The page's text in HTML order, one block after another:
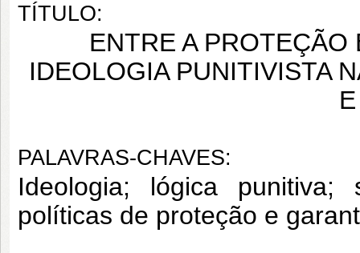
TÍTULO:
ENTRE A PROTEÇÃO
IDEOLOGIA PUNITIVISTA
PALAVRAS-CHAVES:
Ideologia; lógica punitiva;
políticas de proteção e